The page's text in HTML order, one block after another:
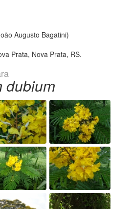
Augusto Bagatini)
Prata, Nova Prata, RS.
dubium